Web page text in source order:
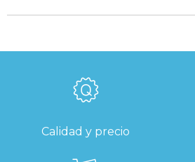
Calidad y precio